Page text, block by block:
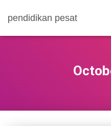
pendidikan pesat